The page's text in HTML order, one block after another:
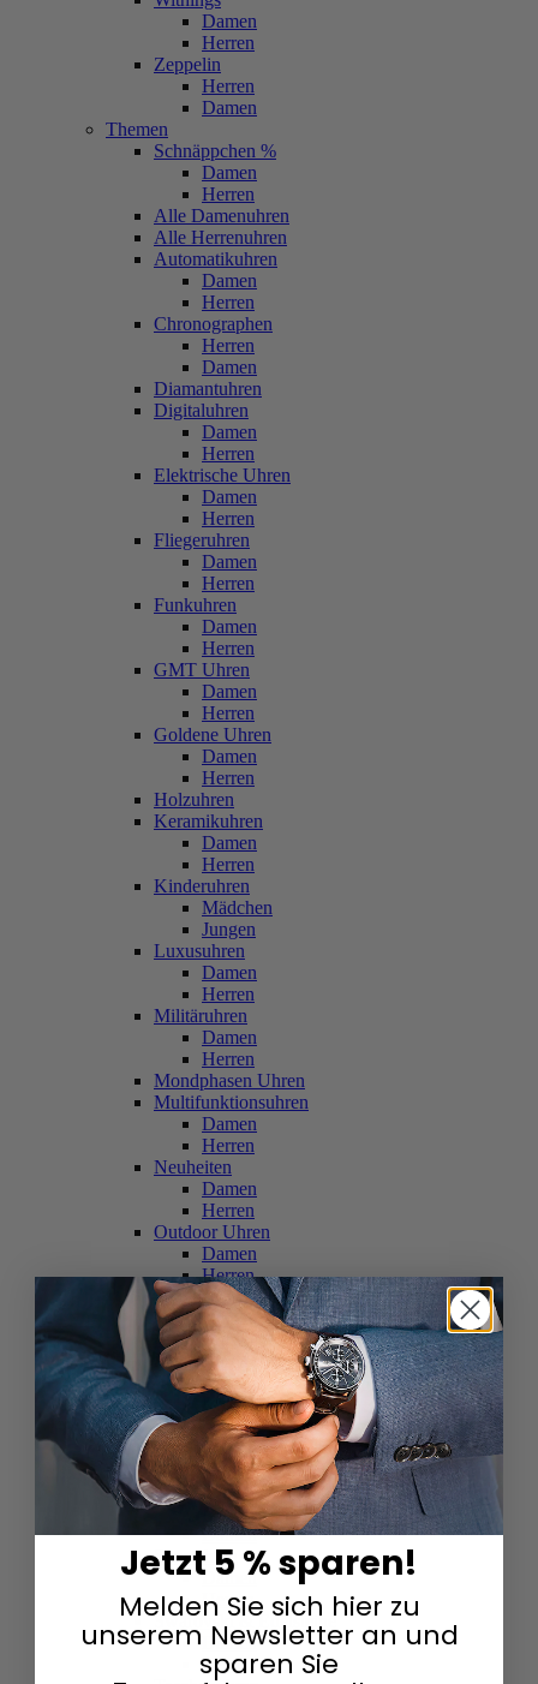
Damen
Herren
Zeppelin
Herren
Damen
Themen
Schnäppchen %
Damen
Herren
Alle Damenuhren
Alle Herrenuhren
Automatikuhren
Damen
Herren
Chronographen
Herren
Damen
Diamantuhren
Digitaluhren
Damen
Herren
Elektrische Uhren
Damen
Herren
Fliegeruhren
Damen
Herren
Funkuhren
Damen
Herren
GMT Uhren
Damen
Herren
Goldene Uhren
Damen
Herren
Holzuhren
Keramikuhren
Damen
Herren
Kinderuhren
Mädchen
Jungen
Luxusuhren
Damen
Herren
Militäruhren
Damen
Herren
Mondphasen Uhren
Multifunktionsuhren
Damen
Herren
Neuheiten
Damen
Herren
Outdoor Uhren
Damen
Herren
Schweizer Uhren
Damen
Herren
Skelettuhren
Damen
Herren
Smartwatches
Damen
Herren
Solaruhren
Herren
Damen
Sportuhren
Damen
Herren
Swarovski & Edelsteine
Damen
Herren
Jetzt 5 % sparen!
Melden Sie sich hier zu
unserem Newsletter an und
sparen Sie